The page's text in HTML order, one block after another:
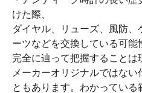
けた際、
ダイヤル、リューズ、風防
ーツなどを交換している可能
完全に辿って把握することは
メーカーオリジナルではない
ともあります。わかってい